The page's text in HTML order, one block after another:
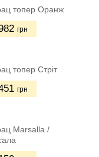
топер Оранж
грн
топер Стріт
грн
Marsalla /